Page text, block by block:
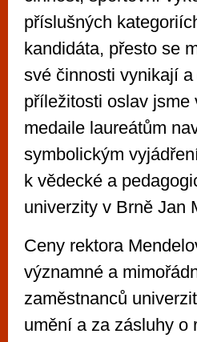
příslušných
kandidáta, přesto se
své činnosti vynikají
příležitosti oslav
medaile laureátům
symbolickým
k vědecké a
univerzity v Brně Jan
Ceny rektora
významné a
zaměstnanců
umění a za zásluhy o